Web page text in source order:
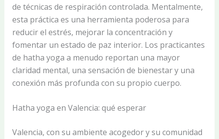
de técnicas de respiración controlada. Mentalmente,
esta práctica es una herramienta poderosa para
reducir el estrés, mejorar la concentración y
fomentar un estado de paz interior. Los practicantes
de hatha yoga a menudo reportan una mayor
claridad mental, una sensación de bienestar y una
conexión más profunda con su propio cuerpo.
Hatha yoga en Valencia: qué esperar
Valencia, con su ambiente acogedor y su comunidad